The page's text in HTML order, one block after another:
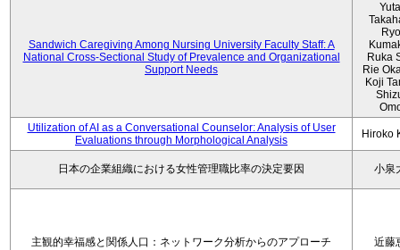
Sandwich Caregiving Among Nursing University Faculty Staff: A
National Cross-Sectional Study of Prevalence and Organizational
Support Needs
Ruka
Rie
Koji
Utilization of AI as a Conversational Counselor: Analysis of User
Evaluations through Morphological Analysis
Hiroko
日本の企業組織における女性管理職比率の決定要因 小泉
主観的幸福感と関係人口：ネットワーク分析からのアプローチ 近藤